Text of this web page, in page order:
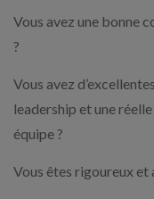
Vous avez une bonne
?
Vous avez
leadership et une
équipe ?
Vous êtes rigoureux et